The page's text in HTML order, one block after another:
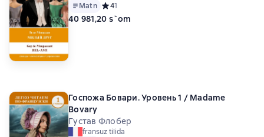
Matn Средний рейтинг 4 на основе 1 оценок
41
40 981,20 s`om
Госпожа Бовари. Уровень 1 / Madame
Bovary
Густав Флобер
fransuz tilida